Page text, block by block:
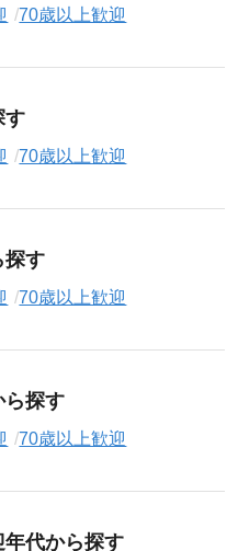
70歳以上歓迎
す
70歳以上歓迎
探す
70歳以上歓迎
ら探す
70歳以上歓迎
年代から探す